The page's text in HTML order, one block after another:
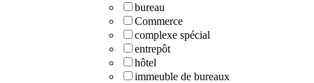
bureau
Commerce
complexe spécial
entrepôt
hôtel
immeuble de bureaux